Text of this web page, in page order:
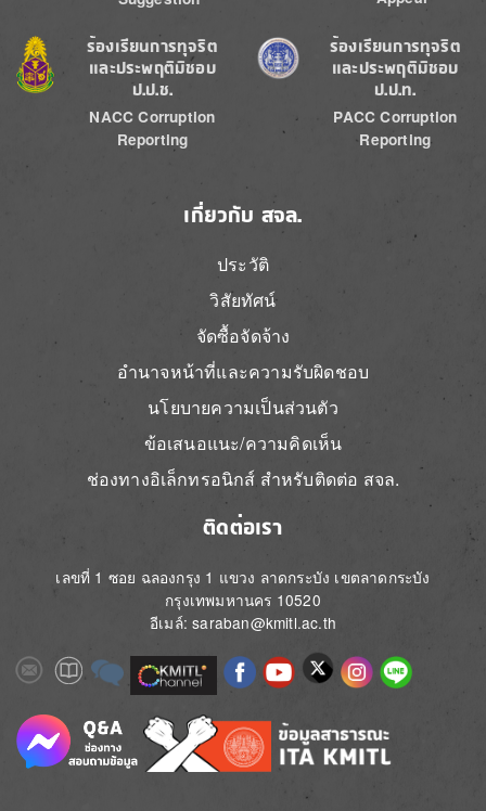
Image
ร้องเรียนการทุจริต
และประพฤติมิชอบ
ป.ป.ช.
NACC Corruption
Reporting
Image
ร้องเรียนการทุจริต
และประพฤติมิชอบ
ป.ป.ท.
PACC Corruption
Reporting
เกี่ยวกับ สจล.
ประวัติ
วิสัยทัศน์
จัดซื้อจัดจ้าง
อำนาจหน้าที่และความรับผิดชอบ
นโยบายความเป็นส่วนตัว
ข้อเสนอแนะ/ความคิดเห็น
ช่องทางอิเล็กทรอนิกส์ สำหรับติดต่อ สจล.
ติดต่อเรา
เลขที่ 1 ซอย ฉลองกรุง 1 แขวง ลาดกระบัง เขตลาดกระบัง
กรุงเทพมหานคร 10520
อีเมล์: saraban@kmitl.ac.th
ImageImageImage Image ImageImageImageImageImage
Image Image